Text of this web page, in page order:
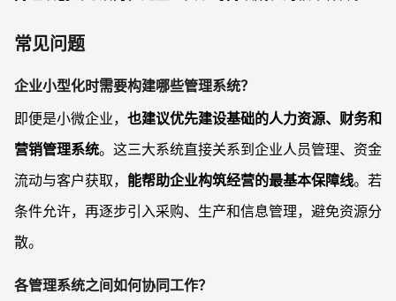
常见问题
企业小型化时需要构建哪些管理系统？
即便是小微企业， 也建议优先建设基础的人力资源、财务和
营销管理系统。这三大系统直接关系到企业人员管理、资金
流动与客户获取， 能帮助企业构筑经营的最基本保障线。若
条件允许，再逐步引入采购、生产和信息管理，避免资源分
散。
各管理系统之间如何协同工作？